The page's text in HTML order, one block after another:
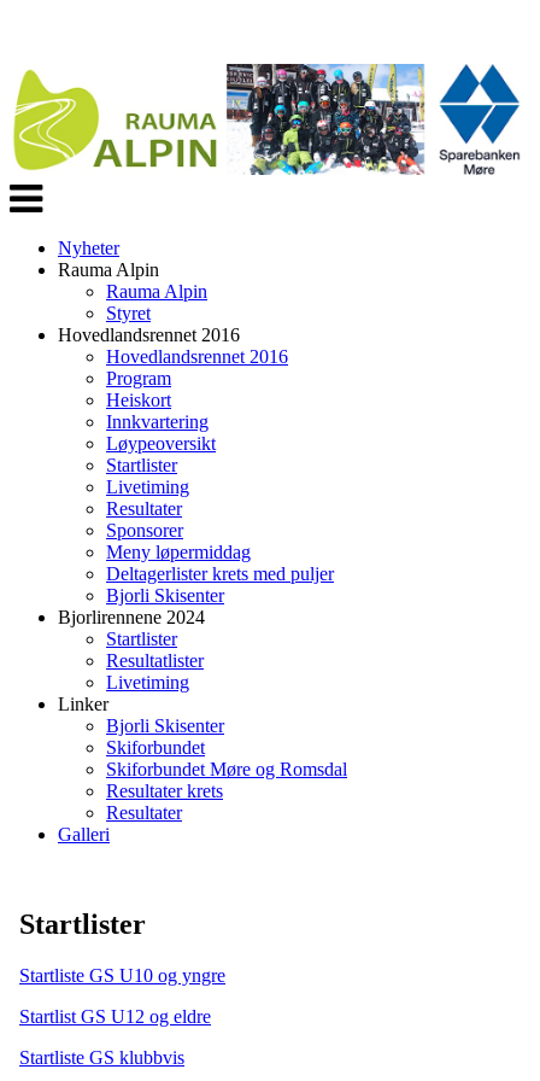
Veksle
navigasjon
Nyheter
Rauma Alpin
Rauma Alpin
Styret
Hovedlandsrennet 2016
Hovedlandsrennet 2016
Program
Heiskort
Innkvartering
Løypeoversikt
Startlister
Livetiming
Resultater
Sponsorer
Meny løpermiddag
Deltagerlister krets med puljer
Bjorli Skisenter
Bjorlirennene 2024
Startlister
Resultatlister
Livetiming
Linker
Bjorli Skisenter
Skiforbundet
Skiforbundet Møre og Romsdal
Resultater krets
Resultater
Galleri
Startlister
Startliste GS U10 og yngre
Startlist GS U12 og eldre
Startliste GS klubbvis